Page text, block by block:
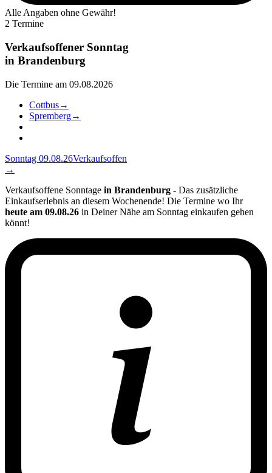
Alle Angaben ohne Gewähr!
2 Termine
Verkaufsoffener Sonntag
in Brandenburg
Die Termine am 09.08.2026
Cottbus→
Spremberg→
Sonntag 09.08.26Verkaufsoffen
→
Verkaufsoffene Sonntage in Brandenburg - Das zusätzliche
Einkaufserlebnis an diesem Wochenende! Die Termine wo Ihr
heute am 09.08.26 in Deiner Nähe am Sonntag einkaufen gehen
könnt!